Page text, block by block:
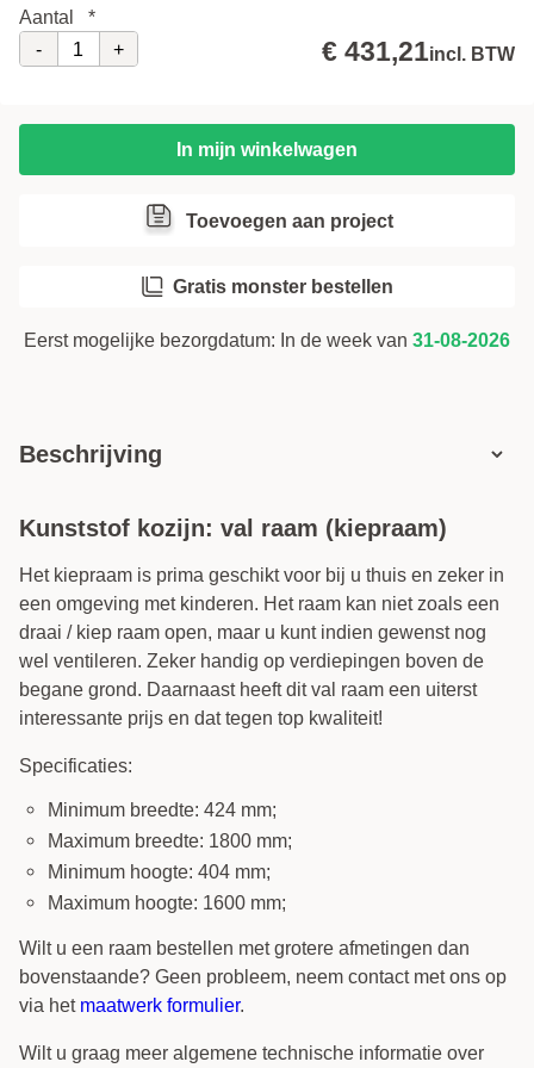
Beschrijving
Kunststof kozijn: val raam (kiepraam)
Het kiepraam is prima geschikt voor bij u thuis en zeker in
een omgeving met kinderen. Het raam kan niet zoals een
draai / kiep raam open, maar u kunt indien gewenst nog
wel ventileren. Zeker handig op verdiepingen boven de
begane grond. Daarnaast heeft dit val raam een uiterst
interessante prijs en dat tegen top kwaliteit!
Specificaties:
Minimum breedte: 424 mm;
Maximum breedte: 1800 mm;
Minimum hoogte: 404 mm;
Maximum hoogte: 1600 mm;
Wilt u een raam bestellen met grotere afmetingen dan
bovenstaande? Geen probleem, neem contact met ons op
via het maatwerk formulier.
Wilt u graag meer algemene technische informatie over
Volgende stap
Inzethor
Aantal
*
-
+ € 431,21incl. BTW
In mijn winkelwagen
Toevoegen aan project
Gratis monster bestellen
Eerst mogelijke bezorgdatum: In de week van 31-08-2026